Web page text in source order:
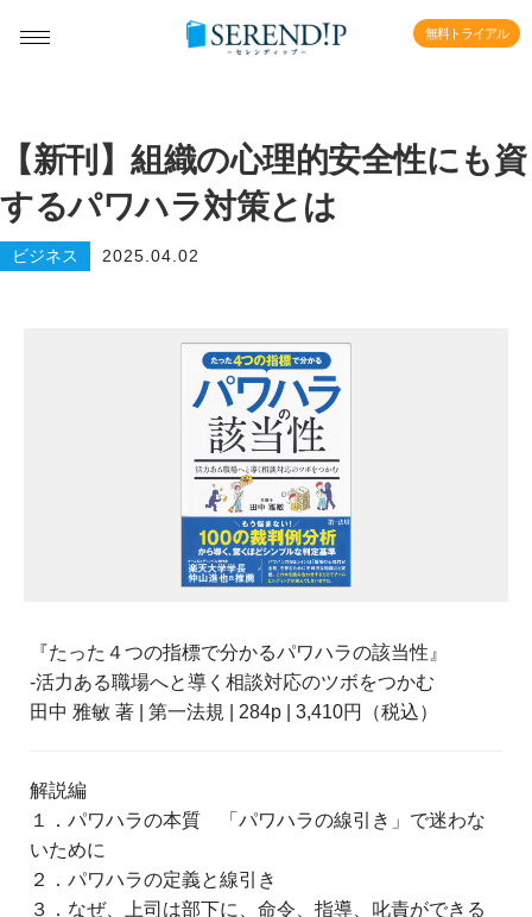
無料トライアル
【新刊】組織の心理的安全性にも資
するパワハラ対策とは
ビジネス 2025.04.02
『たった４つの指標で分かるパワハラの該当性』
-活力ある職場へと導く相談対応のツボをつかむ
田中 雅敏 著 | 第一法規 | 284p | 3,410円（税込）
解説編
１．パワハラの本質 「パワハラの線引き」で迷わな
いために
２．パワハラの定義と線引き
３．なぜ、上司は部下に、命令、指導、叱責ができる